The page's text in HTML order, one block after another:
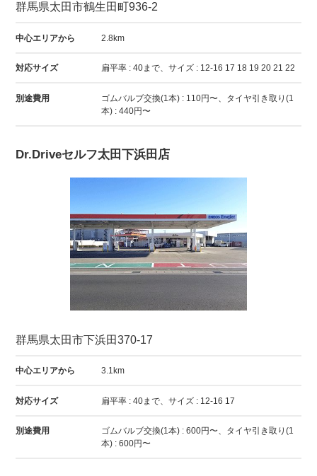
群馬県太田市鶴生田町936-2
中心エリアから 2.8km
対応サイズ 扁平率 : 40まで、サイズ : 12-16 17 18 19 20 21 22
別途費用
ゴムバルブ交換(1本) : 110円〜、タイヤ引き取り(1
本) : 440円〜
Dr.Driveセルフ太田下浜田店
群馬県太田市下浜田370-17
中心エリアから 3.1km
対応サイズ 扁平率 : 40まで、サイズ : 12-16 17
別途費用
ゴムバルブ交換(1本) : 600円〜、タイヤ引き取り(1
本) : 600円〜